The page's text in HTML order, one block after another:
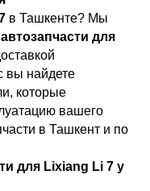
в Ташкенте? Мы
для
вы найдете
которые
вашего
в Ташкент и по
для Lixiang Li 7 у